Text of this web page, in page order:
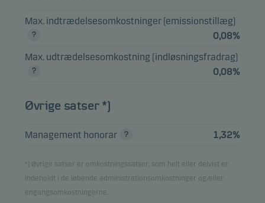
Bemærk, at alle beholdninger er forsinket med 1 måned.
Max. indtrædelsesomkostninger (emissionstillæg)
0,08%
Max. udtrædelsesomkostning (indløsningsfradrag)
0,08%
Øvrige satser *)
Management honorar 1,32%
*) Øvrige satser er omkostningssatser, som helt eller delvist er
indeholdt i de løbende administrationsomkostninger og/eller
engangsomkostningerne.